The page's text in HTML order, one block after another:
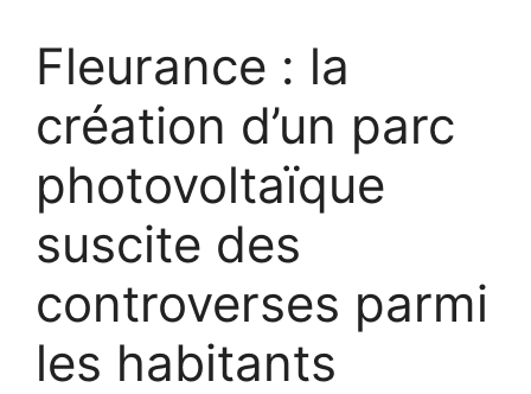
Fleurance : la
création d’un parc
photovoltaïque
suscite des
controverses parmi
les habitants